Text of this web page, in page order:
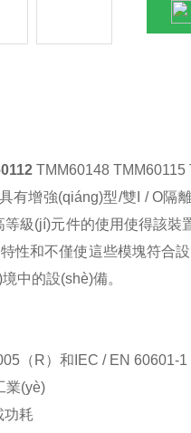
TMM60148 TMM60115
有增強(qiáng)型/雙 I / O隔
等級(jí)元件的使用使得該裝
特性和不僅使這些模塊符合設
設(shè)備。
（ R）和 IEC / EN 60601-
業(yè)
功耗